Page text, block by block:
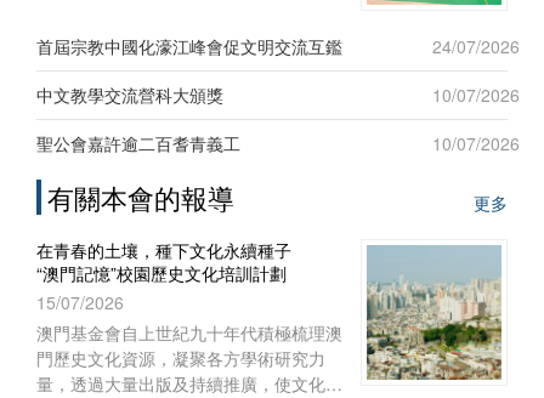
坊和攤位遊戲，以及觀賞舞台表演。
首屆宗教中國化濠江峰會促文明交流互鑑
24/07/2026
中文教學交流營科大頒獎
10/07/2026
聖公會嘉許逾二百耆青義工
10/07/2026
有關本會的報導
更多
在青春的土壤，種下文化永續種子
“澳門記憶”校園歷史文化培訓計劃
15/07/2026
澳門基金會自上世紀九十年代積極梳理澳
門歷史文化資源，凝聚各方學術研究力
量，透過大量出版及持續推廣，使文化保